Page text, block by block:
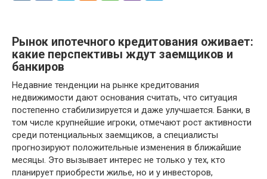
Рынок ипотечного кредитования оживает:
какие перспективы ждут заемщиков и
банкиров
Недавние тенденции на рынке кредитования
недвижимости дают основания считать, что ситуация
постепенно стабилизируется и даже улучшается. Банки, в
том числе крупнейшие игроки, отмечают рост активности
среди потенциальных заемщиков, а специалисты
прогнозируют положительные изменения в ближайшие
месяцы. Это вызывает интерес не только у тех, кто
планирует приобрести жилье, но и у инвесторов,